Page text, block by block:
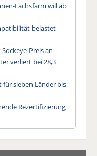
Lachsfarm will ab
belastet
Preis an
verliert bei 28,3
für sieben Länder bis
Rezertifizierung